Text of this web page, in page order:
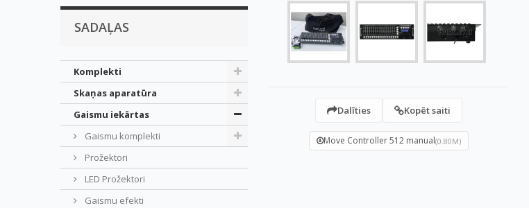
SADAĻAS
Komplekti
Skaņas aparatūra
Gaismu iekārtas
Gaismu komplekti
Prožektori
LED Prožektori
Gaismu efekti
Dalīties Kopēt saiti
Move Controller 512 manual(0.80M)